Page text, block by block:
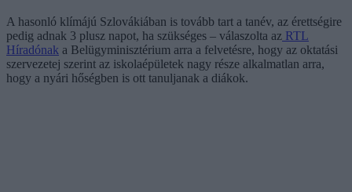
A hasonló klímájú Szlovákiában is tovább tart a tanév, az érettségire
pedig adnak 3 plusz napot, ha szükséges – válaszolta az RTL
Híradónak a Belügyminisztérium arra a felvetésre, hogy az oktatási
szervezetej szerint az iskolaépületek nagy része alkalmatlan arra,
hogy a nyári hőségben is ott tanuljanak a diákok.